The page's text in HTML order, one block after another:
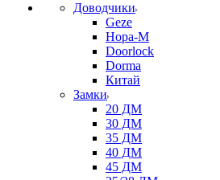
Доводчики
Geze
Нора-М
Doorlock
Dorma
Китай
Замки
20 ДМ
30 ДМ
35 ДМ
40 ДМ
45 ДМ